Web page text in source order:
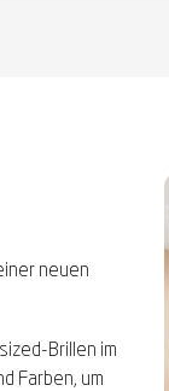
neuen
Brillen im
Farben, um